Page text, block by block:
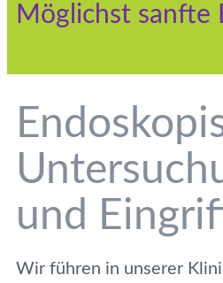
Möglichst sanfte
und
Wir führen in unserer